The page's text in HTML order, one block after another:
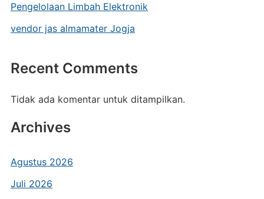
Pengelolaan Limbah Elektronik
vendor jas almamater Jogja
Recent Comments
Tidak ada komentar untuk ditampilkan.
Archives
Agustus 2026
Juli 2026